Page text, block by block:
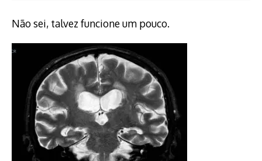
Não sei, talvez funcione um pouco.